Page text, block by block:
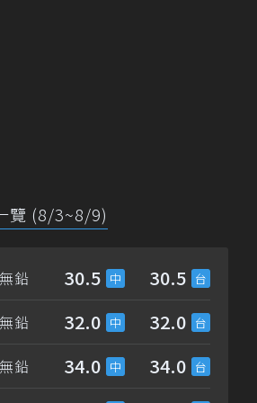
覽 (8/3~8/9)
鉛 30.5 30.5
鉛 32.0 32.0
鉛 34.0 34.0